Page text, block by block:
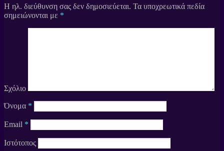
Η ηλ. διεύθυνση σας δεν δημοσιεύεται. Τα υποχρεωτικά πεδία
σημειώνονται με *
Σχόλιο
Όνομα *
Email *
Ιστότοπος